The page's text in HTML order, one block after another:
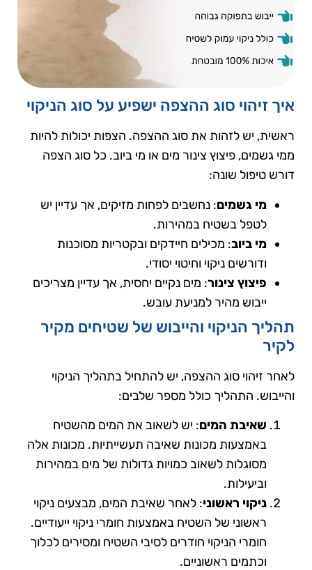
איך זיהוי סוג ההצפה ישפיע על סוג הניקוי
ראשית, יש לזהות את סוג ההצפה. הצפות יכולות להיות
ממי גשמים, פיצוץ צינור מים או מי ביוב. כל סוג הצפה
דורש טיפול שונה:
מי גשמים: נחשבים לפחות מזיקים, אך עדיין יש
לטפל בשטיח במהירות.
מי ביוב: מכילים חיידקים ובקטריות מסוכנות
ודורשים ניקוי וחיטוי יסודי.
פיצוץ צינור: מים נקיים יחסית, אך עדיין מצריכים
ייבוש מהיר למניעת עובש.
תהליך הניקוי והייבוש של שטיחים מקיר
לקיר
לאחר זיהוי סוג ההצפה, יש להתחיל בתהליך הניקוי
והייבוש. התהליך כולל מספר שלבים:
שאיבת המים: יש לשאוב את המים מהשטיח
באמצעות מכונות שאיבה תעשייתיות. מכונות אלה
מסוגלות לשאוב כמויות גדולות של מים במהירות
וביעילות.
ניקוי ראשוני: לאחר שאיבת המים, מבצעים ניקוי
ראשוני של השטיח באמצעות חומרי ניקוי ייעודיים.
חומרי הניקוי חודרים לסיבי השטיח ומסירים לכלוך
וכתמים ראשוניים.